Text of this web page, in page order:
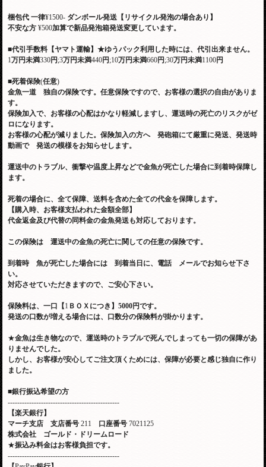
梱包代 一律¥1500- ダンボール発送【リサイクル発泡の場合あり】
不安な方 ¥500加算で新品発泡箱発送変更しています。
■代引手数料【ヤマト運輸】★ゆうパック利用した時には、代引出来ません。
1万円未満330円 ;3万円未満440円 ;10万円未満660円 ;30万円未満1100円
■死着保険(任意)
金魚一道 独自の保険です。任意保険ですので、お客様の選択の自由がありま
す。
保険加入で、お客様の心配はかなり軽減しますし、運送時の死亡のリスクがゼ
ロになります。
お客様の心配が減りました。保険加入の方へ 発砲箱にて厳重に発送、発送時
動画で 発送の模様をお知らせします。
運送中のトラブル、衝撃や温度上昇などで金魚が死亡した場合に到着時保障し
ます。
死着の場合に、全て保障、送料を含めた全ての代金を保障します。
【購入時、お客様支払われた金額全部】
代金返金及び代替の同料金の金魚発送も対応しております。
この保険は 運送中の金魚の死亡に関しての任意の保険です。
到着時 魚が死亡した場合には 到着当日に、電話 メールでお知らせ下さ
い。
対応させていただきますので、ご安心下さい。
保険料は、一口【1 ＢＯＸにつき】5000円です。
発送の口数が増える場合には、口数分の保険料が掛かります。
★金魚は生き物なので、運送時のトラブルで死んでしまっても一切の保障があ
りませんでした。
しかし、お客様が安心してご注文頂くためには、保障が必要と感じ独自に作り
ました。
■銀行振込希望の方
-----------------------------------------------
【楽天銀行】
マーチ支店
支店番号 211 口座番号 7021125
株式会社 ゴールド・ドリームロード
★振込み料金はお客様負担です。
-----------------------------------------------